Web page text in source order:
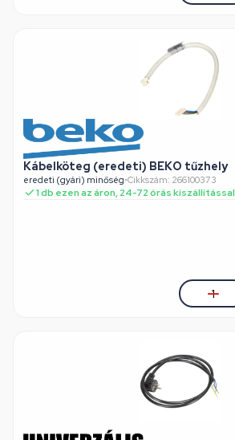
Kábelköteg (eredeti) BEKO tűzhely
eredeti (gyári) minőség•Cikkszám: 266100373
1 db ezen az áron, 24-72 órás kiszállítással